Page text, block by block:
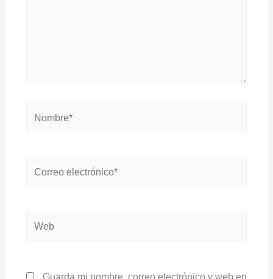
electrónico*
Guarda mi nombre, correo electrónico y web en